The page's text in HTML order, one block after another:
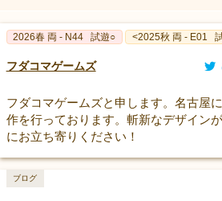
2026春 両 - N44 試遊○ <2025秋 両 - E01
フダコマゲームズ
フダコマゲームズと申します。名古屋
作を行っております。斬新なデザイン
にお立ち寄りください！
ブログ